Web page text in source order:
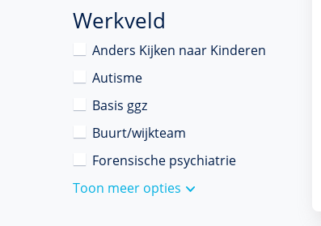
Werkveld
Anders Kijken naar Kinderen
Autisme
Basis ggz
Buurt/wijkteam
Forensische psychiatrie
Toon meer opties